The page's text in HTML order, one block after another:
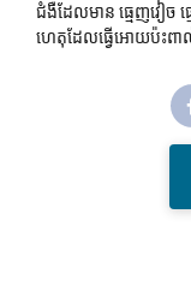
ជំងឺដែលមាន ធ្មេញវៀច ធ្
ហេតុដែលធ្វើអោយប៉ះព